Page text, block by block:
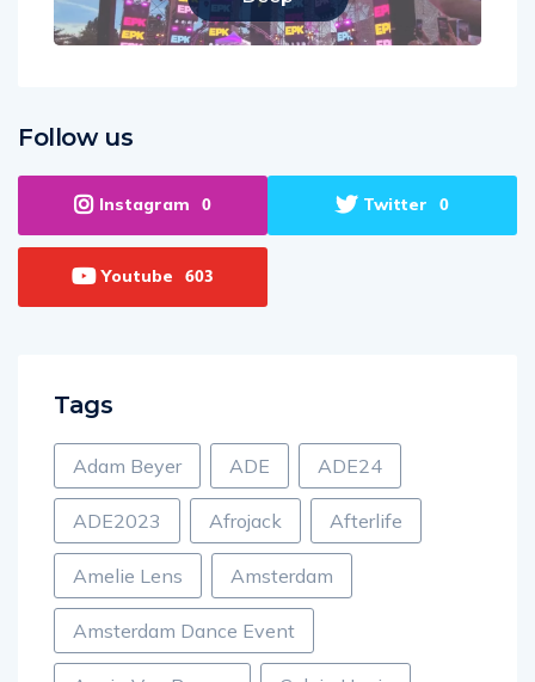
Follow us
Instagram 0 Twitter 0
Youtube 603
Tags
Adam Beyer ADE ADE24
ADE2023 Afrojack Afterlife
Amelie Lens Amsterdam
Amsterdam Dance Event